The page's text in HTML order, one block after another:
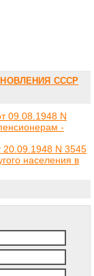
СССР
09.08.1948 N
-
N 3545
населения в